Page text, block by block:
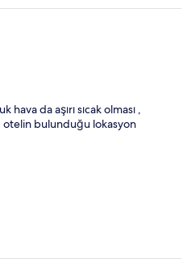
da aşırı sıcak olması ,
, otelin bulunduğu lokasyon